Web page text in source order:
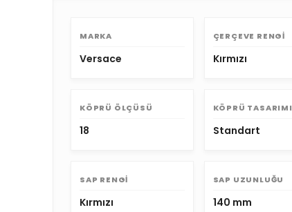
MARKA
Versace
ÇERÇEVE RENGI
Kırmızı
KÖPRÜ ÖLÇÜSÜ
18
KÖPRÜ TASARIMI
Standart
SAP RENGI
Kırmızı
SAP UZUNLUĞU
140 mm